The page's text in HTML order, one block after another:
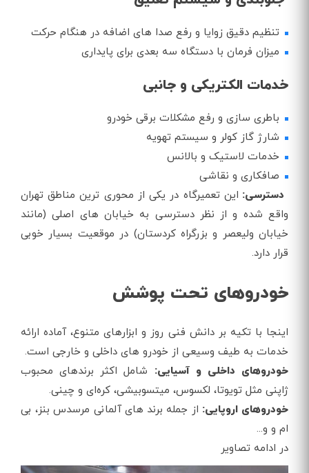
تنظیم دقیق زوایا و رفع صدا های اضافه در هنگام حرکت
میزان فرمان با دستگاه‌ سه بعدی برای پایداری
خدمات الکتریکی و جانبی
باطری سازی و رفع مشکلات برقی خودرو
شارژ گاز کولر و سیستم تهویه
خدمات لاستیک و بالانس
صافکاری و نقاشی
دسترسی: این تعمیرگاه در یکی از محوری‌ ترین مناطق تهران
واقع شده و از نظر دسترسی به خیابان‌ های اصلی (مانند
خیابان ولیعصر و بزرگراه کردستان) در موقعیت بسیار خوبی
قرار دارد.
خودروهای تحت پوشش
اینجا با تکیه بر دانش فنی روز و ابزارهای متنوع، آماده ارائه
خدمات به طیف وسیعی از خودرو های داخلی و خارجی است.
خودروهای داخلی و آسیایی: شامل اکثر برندهای محبوب
ژاپنی مثل تویوتا، لکسوس، میتسوبیشی، کره‌ای و چینی.
خودروهای اروپایی: از جمله برند های آلمانی مرسدس بنز، بی
ام و و...
در ادامه تصاویر